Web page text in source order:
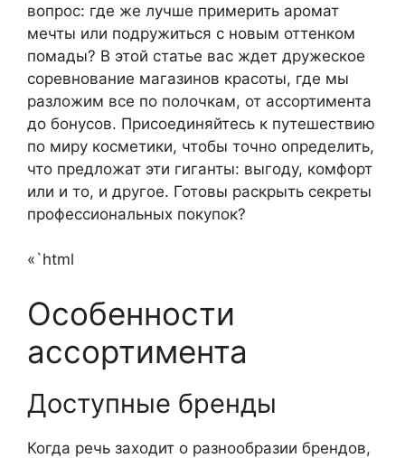
вопрос: где же лучше примерить аромат
мечты или подружиться с новым оттенком
помады? В этой статье вас ждет дружеское
соревнование магазинов красоты, где мы
разложим все по полочкам, от ассортимента
до бонусов. Присоединяйтесь к путешествию
по миру косметики, чтобы точно определить,
что предложат эти гиганты: выгоду, комфорт
или и то, и другое. Готовы раскрыть секреты
профессиональных покупок?
«`html
Особенности
ассортимента
Доступные бренды
Когда речь заходит о разнообразии брендов,